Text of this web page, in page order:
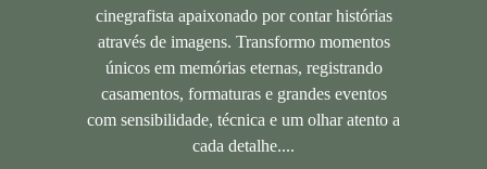
cinegrafista apaixonado por contar histórias
através de imagens. Transformo momentos
únicos em memórias eternas, registrando
casamentos, formaturas e grandes eventos
com sensibilidade, técnica e um olhar atento a
cada detalhe....